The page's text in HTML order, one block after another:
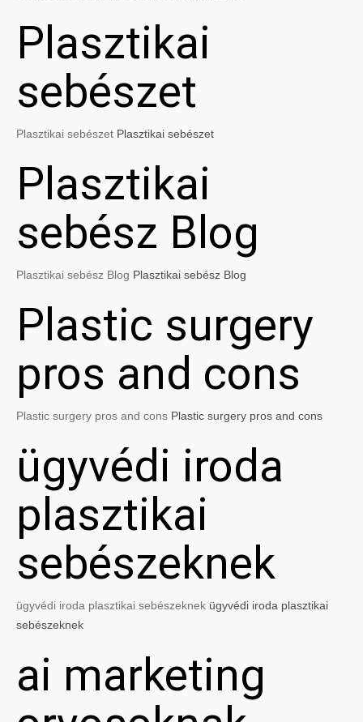
Plasztikai
sebészet
Plasztikai sebészet Plasztikai sebészet
Plasztikai
sebész Blog
Plasztikai sebész Blog Plasztikai sebész Blog
Plastic surgery
pros and cons
Plastic surgery pros and cons Plastic surgery pros and cons
ügyvédi iroda
plasztikai
sebészeknek
ügyvédi iroda plasztikai sebészeknek ügyvédi iroda plasztikai
sebészeknek
ai marketing